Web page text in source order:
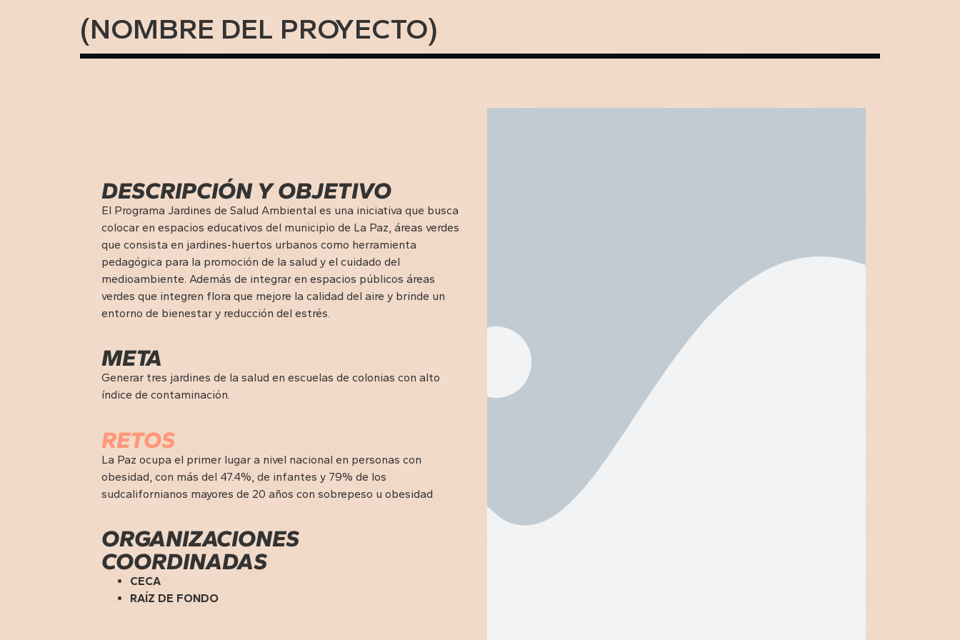
(NOMBRE DEL PROYECTO)
DESCRIPCIÓN Y OBJETIVO
El Programa Jardines de Salud Ambiental es una iniciativa que busca
colocar en espacios educativos del municipio de La Paz, áreas verdes
que consista en jardines-huertos urbanos como herramienta
pedagógica para la promoción de la salud y el cuidado del
medioambiente. Además de integrar en espacios públicos áreas
verdes que integren flora que mejore la calidad del aire y brinde un
entorno de bienestar y reducción del estrés.
META
Generar tres jardines de la salud en escuelas de colonias con alto
índice de contaminación.
RETOS
La Paz ocupa el primer lugar a nivel nacional en personas con
obesidad, con más del 47.4%, de infantes y 79% de los
sudcalifornianos mayores de 20 años con sobrepeso u obesidad
ORGANIZACIONES
COORDINADAS
CECA
RAÍZ DE FONDO